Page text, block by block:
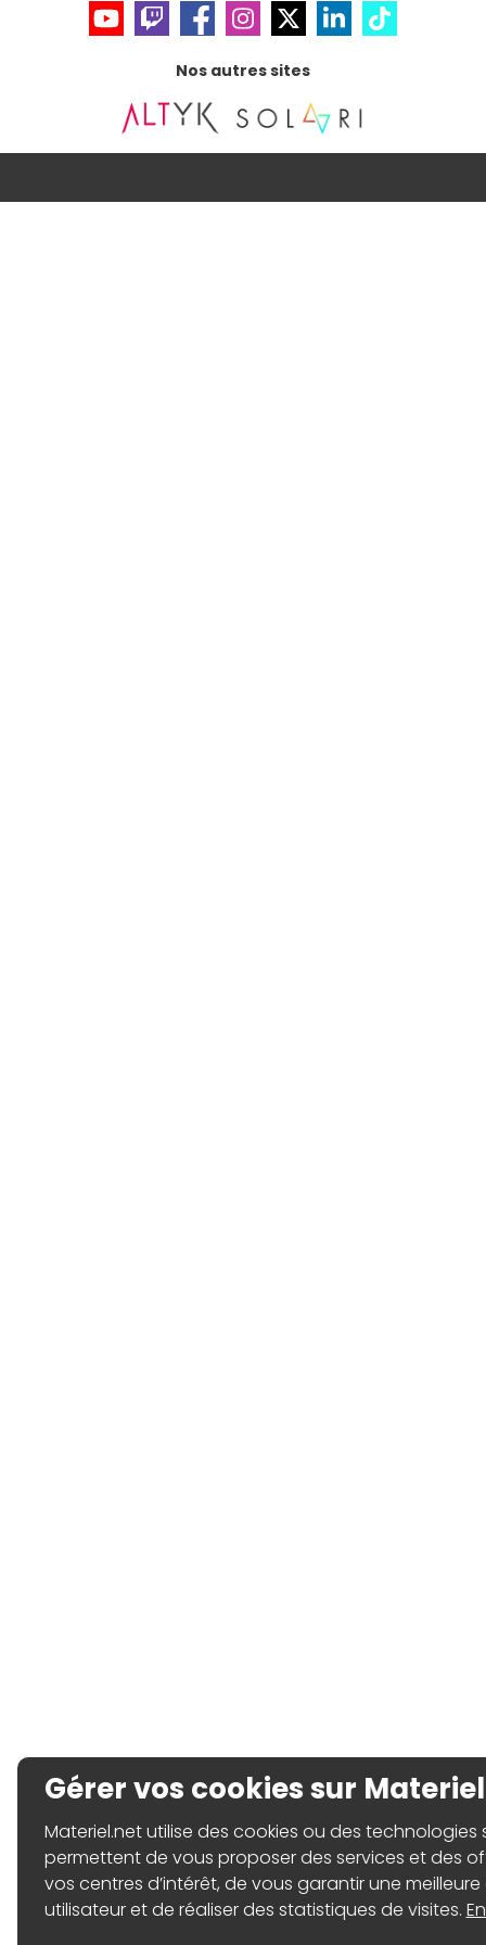
Nos autres sites
Gérer vos cookies sur
Materiel.net utilise des cookies ou des technologies
permettent de vous proposer des services et des
vos centres d’intérêt, de vous garantir une
utilisateur et de réaliser des statistiques de visites.